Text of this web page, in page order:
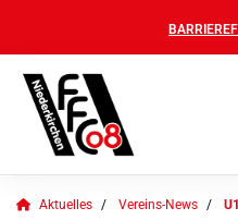
Aktuelles Vereins-News